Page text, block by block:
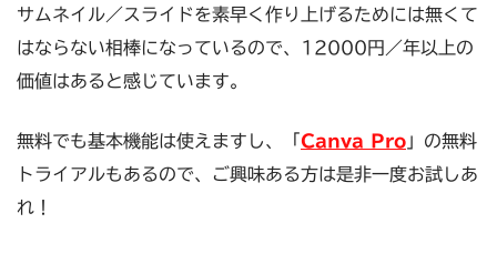
サムネイル／スライドを素早く作り上げるためには無くて
はならない相棒になっているので、12000円／年以上の
価値はあると感じています。
無料でも基本機能は使えますし、「 Canva Pro 」の無料
トライアルもあるので、ご興味ある方は是非一度お試しあ
れ！